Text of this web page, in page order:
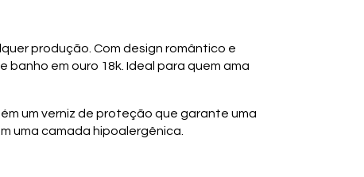
produção. Com design romântico e
em ouro 18k. Ideal para quem ama
um verniz de proteção que garante uma
uma camada hipoalergênica.